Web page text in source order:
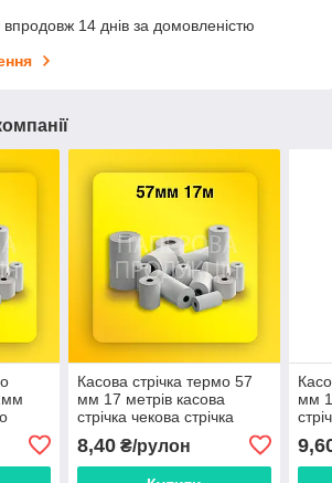
14 днів за домовленістю
Касова стрічка термо 57
мм 17 метрів касова
стрічка чекова стрічка
8,40₴/рулон
мм